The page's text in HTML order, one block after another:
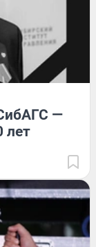
—
лет